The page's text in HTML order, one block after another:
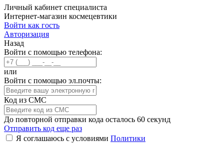
Личный кабинет специалиста
Интернет-магазин космецевтики
Войти как гость
Авторизация
Назад
Войти с помощью телефона:
или
Войти с помощью эл.почты:
Код из СМС
До повторной отправки кода осталось 60 секунд
Отправить код еще раз
Я соглашаюсь с условиями Политики